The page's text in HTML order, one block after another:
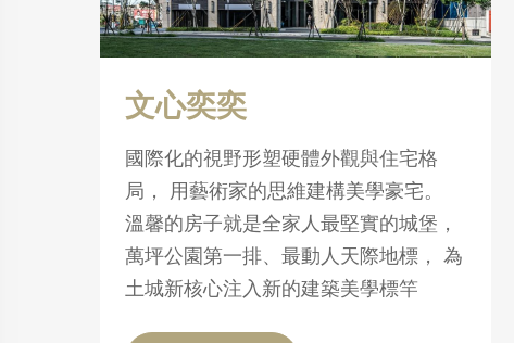
文心奕奕
國際化的視野形塑硬體外觀與住宅格
局， 用藝術家的思維建構美學豪宅。
溫馨的房子就是全家人最堅實的城堡，
萬坪公園第一排、最動人天際地標， 為
土城新核心注入新的建築美學標竿